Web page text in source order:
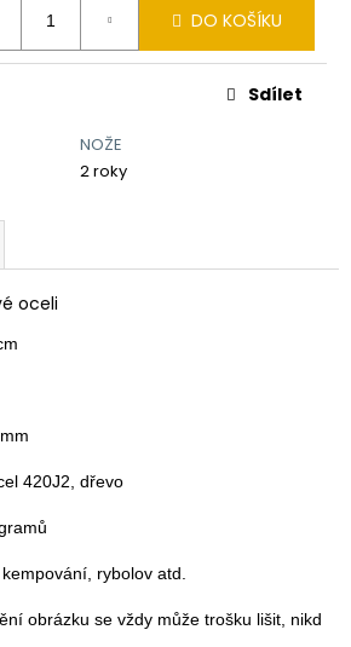
DO KOŠÍKU
NOŽE
2 roky
Sdílet
oceli
420J2, dřevo
rybolov atd.
obrázku se vždy může trošku lišit, nikdy